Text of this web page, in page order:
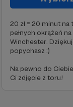
20 zł = 20 minut na
pełnych okrążeń
Winchester.
popychasz :)
Na pewno do
Ci zdjęcie z toru!